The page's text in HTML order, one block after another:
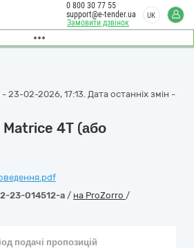
Замовити дзвінок
0 800 30 77 55
support@e-tender.ua
UK
02-2026, 17:13. Дата останніх змін -
4T (або
23-014512-a / на ProZorro /
подачі пропозицій